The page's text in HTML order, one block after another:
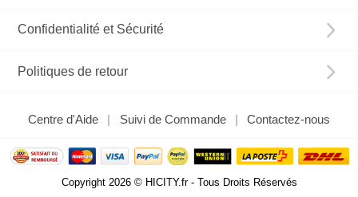
Confidentialité et Sécurité
Politiques de retour
Centre d'Aide Suivi de Commande Contactez-nous
Copyright 2026 © HICITY.fr - Tous Droits Réservés